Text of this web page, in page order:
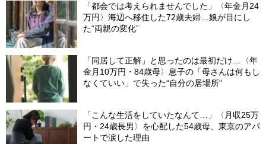
「都会では考えられませんでした」〈年金月24
万円〉海辺へ移住した72歳夫婦…娘が目にし
た“両親の変化”
「同居して正解」と思ったのは最初だけ…〈年
金月10万円・84歳母〉息子の「母さんは何もし
なくていい」で失った“自分の居場所”
「こんな生活をしていたなんて…」〈月収25万
円・24歳長男〉を心配した54歳母、東京のアパ
ートで涙した理由